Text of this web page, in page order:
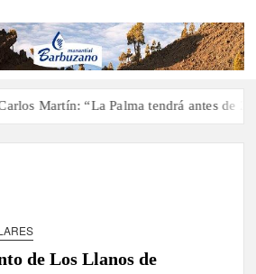
Martín: “La Palma tendrá antes de 2030
de Los Llanos de